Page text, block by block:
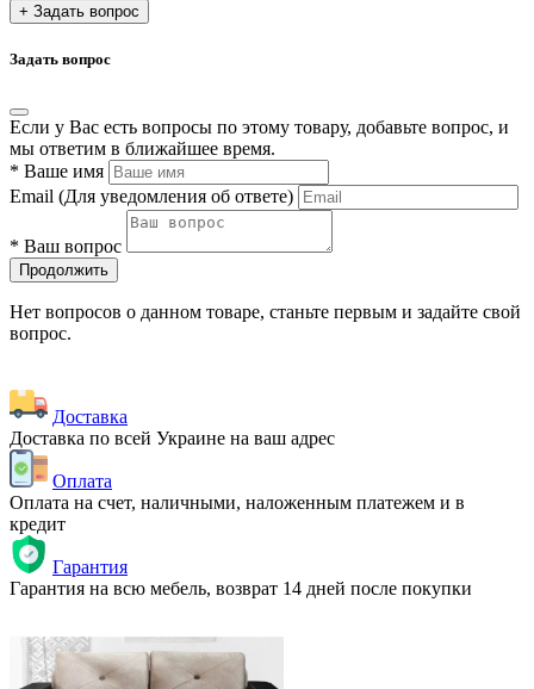
+ Задать вопрос
Задать вопрос
Если у Вас есть вопросы по этому товару, добавьте вопрос, и
мы ответим в ближайшее время.
* Ваше имя
Email (Для уведомления об ответе)
* Ваш вопрос
Продолжить
Нет вопросов о данном товаре, станьте первым и задайте свой
вопрос.
Доставка
Доставка по всей Украине на ваш адрес
Оплата
Оплата на счет, наличными, наложенным платежем и в
кредит
Гарантия
Гарантия на всю мебель, возврат 14 дней после покупки